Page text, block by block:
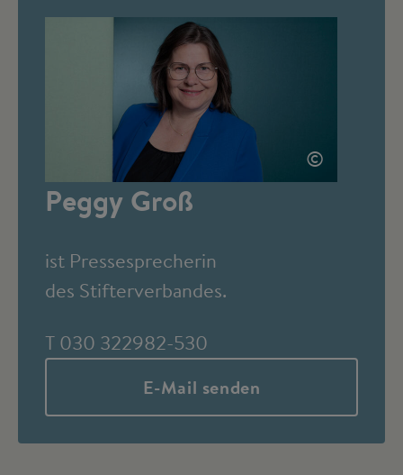
©
Peggy Groß
ist Pressesprecherin
des Stifterverbandes.
T 030 322982-530
E-Mail senden